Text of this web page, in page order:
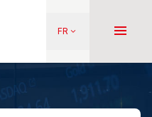
FR keyboard_arrow_down menu